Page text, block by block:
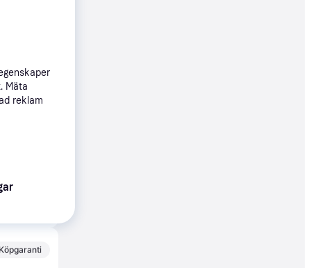
Köpgaranti
Mäta
reklam